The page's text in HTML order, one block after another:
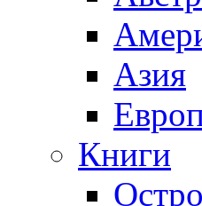
Азия
Книги